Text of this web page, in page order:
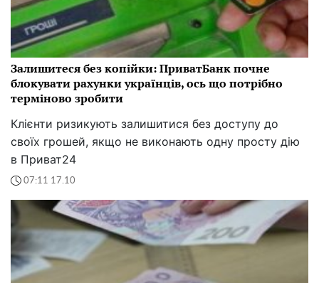
Залишитеся без копійки: ПриватБанк почне
блокувати рахунки українців, ось що потрібно
терміново зробити
Клієнти ризикують залишитися без доступу до
своїх грошей, якщо не виконають одну просту дію
в Приват24
07:11 17.10